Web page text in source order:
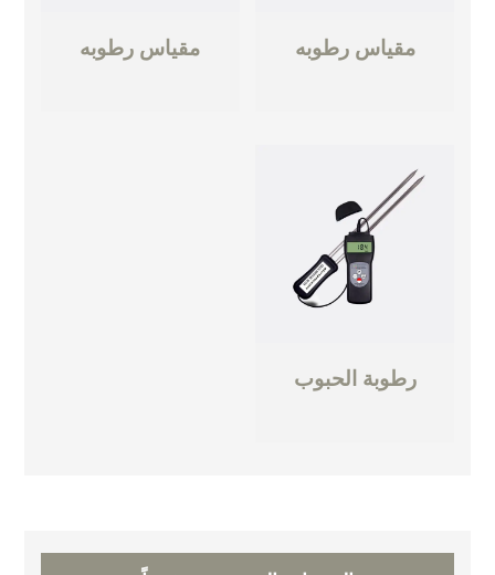
مقياس رطوبه مقياس رطوبه
رطوبة الحبوب